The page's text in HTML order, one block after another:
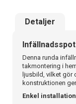
Detaljer
Denna runda
takmontering i
ljusbild, vilket gör
konstruktionen
Enkel